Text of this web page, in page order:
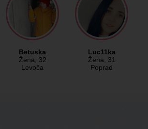
Betuska
Žena, 32
Levoča
Luc11ka
Žena, 31
Poprad